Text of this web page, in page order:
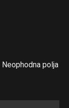
Neophodna polja